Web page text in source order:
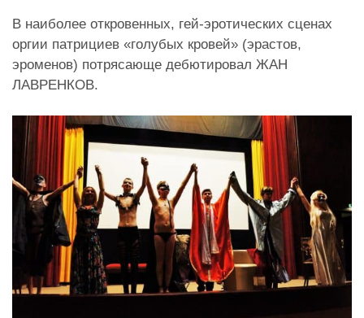
В наиболее откровенных, гей-эротических сценах
оргии патрициев «голубых кровей» (эрастов,
эроменов) потрясающе дебютировал ЖАН
ЛАВРЕНКОВ.